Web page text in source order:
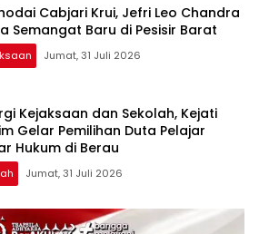
Cabjari Krui, Jefri Leo Chandra
Semangat Baru di Pesisir Barat
Jumat, 31 Juli 2026
Kejaksaan dan Sekolah, Kejati
Gelar Pemilihan Duta Pelajar
Hukum di Berau
Jumat, 31 Juli 2026